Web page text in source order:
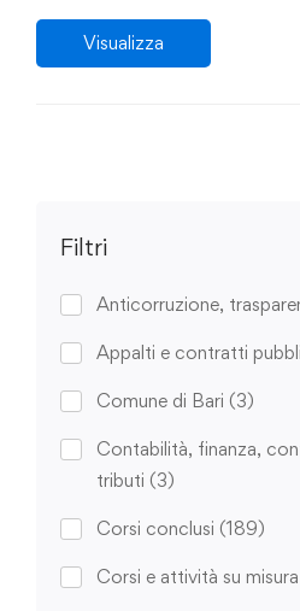
Filtri
Anticorruzione,
Appalti e contratti
Comune di Bari (3)
Contabilità, finanza,
tributi (3)
Corsi conclusi (189)
Corsi e attività su misura
risultato, la revisione del
normativa e filosofia del
Visualizza